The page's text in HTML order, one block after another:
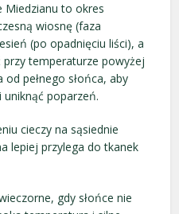
Miedzianu to okres
wiosnę (faza
(po opadnięciu liści), a
przy temperaturze powyżej
pełnego słońca, aby
uniknąć poparzeń.
cieczy na sąsiednie
lepiej przylega do tkanek
gdy słońce nie